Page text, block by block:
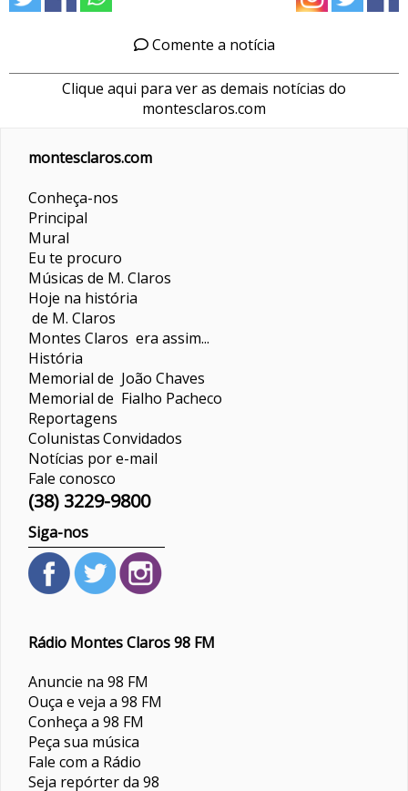
Comente a notícia
Clique aqui para ver as demais notícias do
montesclaros.com
montesclaros.com
Conheça-nos
Principal
Mural
Eu te procuro
Músicas de M. Claros
Hoje na história
de M. Claros
Montes Claros era assim...
História
Memorial de João Chaves
Memorial de Fialho Pacheco
Reportagens
ColunistasConvidados
Notícias por e-mail
Fale conosco
(38) 3229-9800
Siga-nos
Rádio Montes Claros 98 FM
Anuncie na 98 FM
Ouça e veja a 98 FM
Conheça a 98 FM
Peça sua música
Fale com a Rádio
Seja repórter da 98